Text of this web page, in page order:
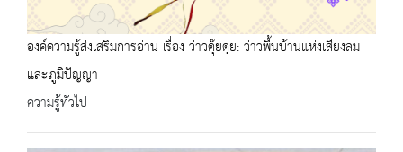
องค์ความรู้ส่งเสริมการอ่าน เรื่อง ว่าวดุ๊ยดุ่ย: ว่าวพื้นบ้านแห่งเสียงลม
และภูมิปัญญา
ความรู้ทั่วไป